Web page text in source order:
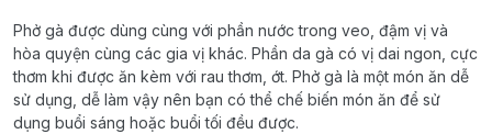
Phở gà được dùng cùng với phần nước trong veo, đậm vị và
hòa quyện cùng các gia vị khác. Phần da gà có vị dai ngon, cực
thơm khi được ăn kèm với rau thơm, ớt. Phở gà là một món ăn dễ
sử dụng, dễ làm vậy nên bạn có thể chế biến món ăn để sử
dụng buổi sáng hoặc buổi tối đều được.